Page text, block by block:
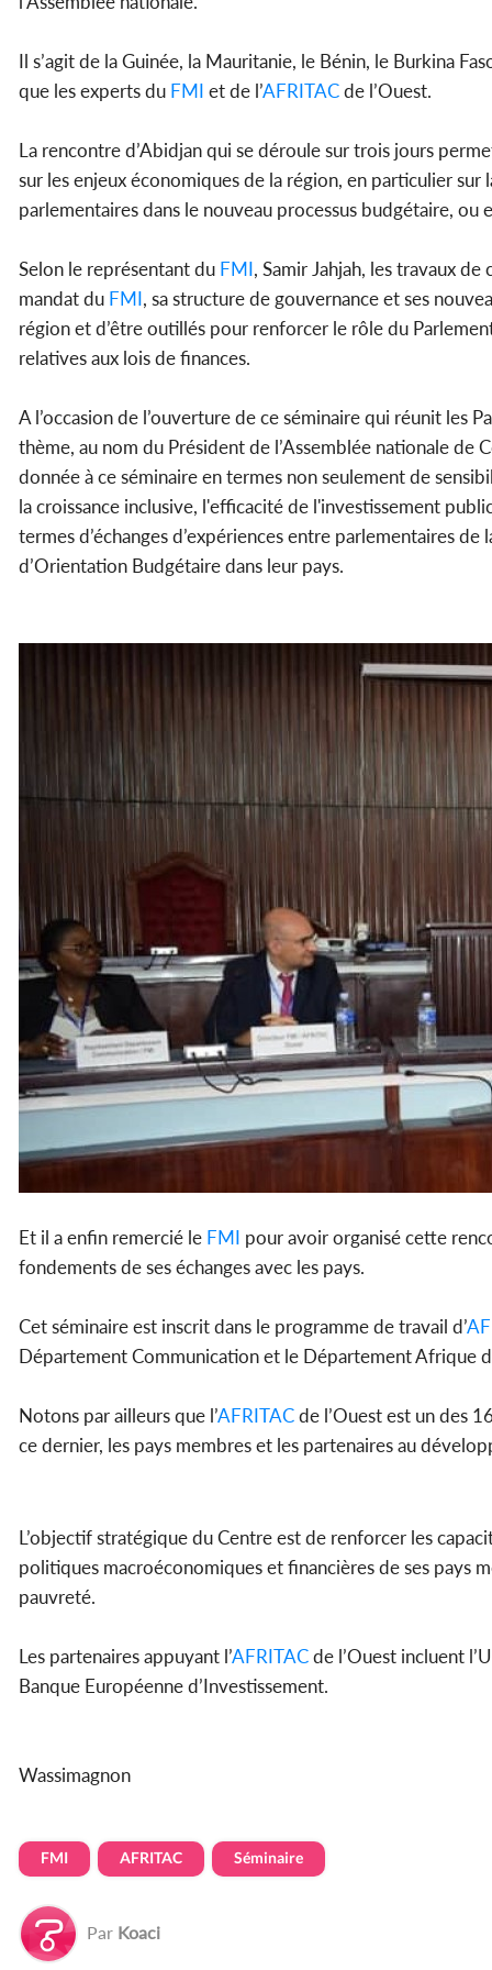
Il s’agit de la Guinée, la Mauritanie, le Bénin, le Burkina
que les experts du FMI et de l’AFRITACde l’Ouest.
La rencontre d’Abidjan qui se déroule sur trois jours
sur les enjeux économiques de la région, en particulier sur
parlementaires dans le nouveau processus budgétaire,
Selon le représentant du FMI, Samir Jahjah, les travaux
mandat du FMI, sa structure de gouvernance et ses
région et d’être outillés pour renforcer le rôle du
relatives aux lois de finances.
A l’occasion de l’ouverture de ce séminaire qui réunit les
thème, au nom du Président de l’Assemblée nationale de
donnée à ce séminaire en termes non seulement de
la croissance inclusive, l'efficacité de l'investissement
termes d’échanges d’expériences entre parlementaires
d’Orientation Budgétaire dans leur pays.
Et il a enfin remercié le FMI pour avoir organisé cette
fondements de ses échanges avec les pays.
Cet séminaire est inscrit dans le programme de travail d’
Département Communication et le Département Afrique
Notons par ailleurs que l’AFRITACde l’Ouest est un des
ce dernier, les pays membres et les partenaires au
L’objectif stratégique du Centre est de renforcer les
politiques macroéconomiques et financières de ses pays
pauvreté.
Les partenaires appuyant l’AFRITACde l’Ouest incluent
Banque Européenne d’Investissement.
Wassimagnon
FMI AFRITAC Séminaire
Par Koaci